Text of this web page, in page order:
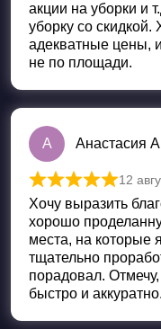
акции на уборки и
уборку со скидкой.
адекватные цены,
не по площади.
А Анастасия
Оценка из 5
12
Хочу выразить
хорошо
места, на которые
тщательно
порадовал.
быстро и